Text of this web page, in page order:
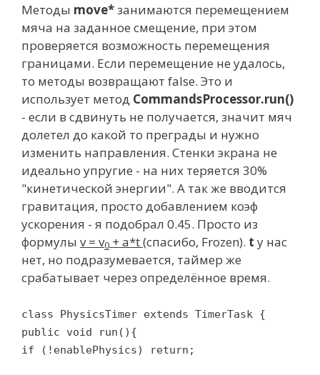
Методы move*занимаются перемещением
мяча на заданное смещение, при этом
проверяется возможность перемещения
границами. Если перемещение не удалось,
то методы возвращают false. Это и
использует метод CommandsProcessor.run()
- если в сдвинуть не получается, значит мяч
долетел до какой то преграды и нужно
изменить направления. Стенки экрана не
идеально упругие - на них теряется 30%
"кинетической энергии". А так же вводится
гравитация, просто добавлением коэф
ускорения - я подобрал 0.45. Просто из
формулы v = v0 + a*t(спасибо, Frozen). t у нас
нет, но подразумевается, таймер же
срабатывает через определённое время.
class PhysicsTimer extends TimerTask {
public void run(){
if (!enablePhysics) return;